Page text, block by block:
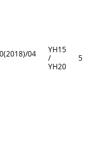
04
YH15
/
YH20
5